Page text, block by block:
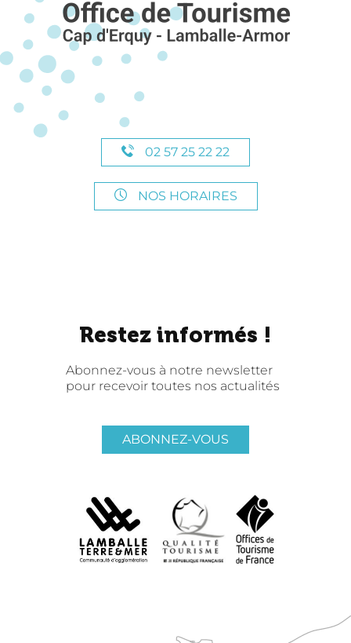
02 57 25 22 22
NOS HORAIRES
Restez informés !
Abonnez-vous à notre newsletter
pour recevoir toutes nos actualités
ABONNEZ-VOUS